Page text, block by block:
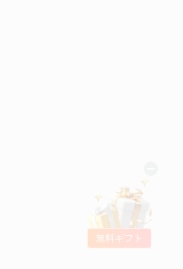
無料ギフト